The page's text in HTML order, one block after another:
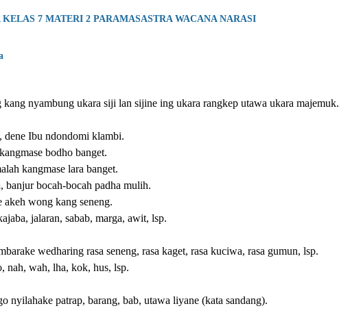
KELAS 7 MATERI 2 PARAMASASTRA WACANA NARASI
kang nyambung ukara siji lan sijine ing ukara rangkep utawa ukara majemuk.
Ibu ndondomi klambi.
bodho banget.
kangmase lara banget.
banjur bocah-bocah padha mulih.
wong kang seneng.
jalaran, sabab, marga, awit, lsp.
wedharing rasa seneng, rasa kaget, rasa kuciwa, rasa gumun, lsp.
nah, wah, lha, kok, hus, lsp.
nyilahake patrap, barang, bab, utawa liyane (kata sandang).